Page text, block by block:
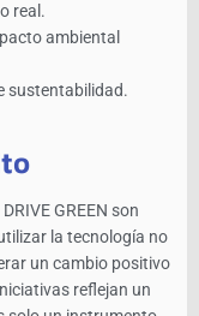
real.
ambiental
sustentabilidad.
GREEN son
la tecnología no
un cambio positivo
reflejan un